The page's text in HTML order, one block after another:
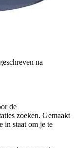
na
de
zoeken. Gemaakt
in staat om je te